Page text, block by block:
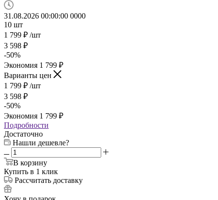
31.08.2026 00:00:00 0000
10 шт
1 799 ₽ /шт
3 598 ₽
-50%
Экономия 1 799 ₽
Варианты цен
1 799 ₽ /шт
3 598 ₽
-50%
Экономия 1 799 ₽
Подробности
Достаточно
Нашли дешевле?
В корзину
Купить в 1 клик
Рассчитать доставку